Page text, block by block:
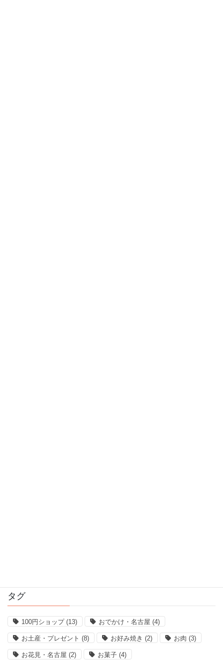
タグ
100円ショップ(13) おでかけ・名古屋 (4)
お土産・プレゼント (8) お好み焼き (2) お肉 (3)
お花見・名古屋 (2) お菓子 (4)